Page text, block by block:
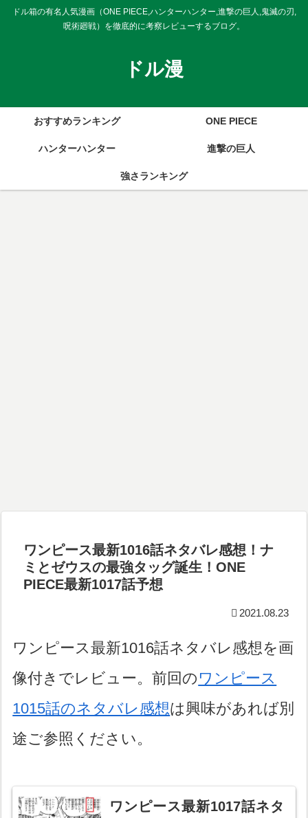
ドル箱の有名人気漫画（ONE PIECE,ハンターハンター,進撃の巨人,鬼滅の刃,
呪術廻戦）を徹底的に考察レビューするブログ。
ドル漫
おすすめランキング ONE PIECE
ハンターハンター 進撃の巨人
強さランキング
ワンピース最新1016話ネタバレ感想！ナ
ミとゼウスの最強タッグ誕生！ONE
PIECE最新1017話予想
2021.08.23
ワンピース最新1016話ネタバレ感想を画
像付きでレビュー。前回の ワンピース
1015話のネタバレ感想は興味があれば別
途ご参照ください。
ワンピース最新1017話ネタ